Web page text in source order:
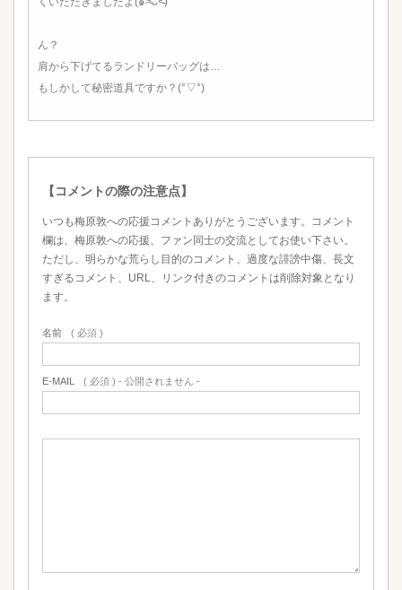
ん？
肩から下げてるランドリーバッグは…
もしかして秘密道具ですか？(°▽°)
【コメントの際の注意点】
いつも梅原敦への応援コメントありがとうございます。コメント
欄は、梅原敦への応援、ファン同士の交流としてお使い下さい。
ただし、明らかな荒らし目的のコメント、過度な誹謗中傷、長文
すぎるコメント、URL、リンク付きのコメントは削除対象となり
ます。
名前 ( 必須 )
E-MAIL ( 必須 ) - 公開されません -